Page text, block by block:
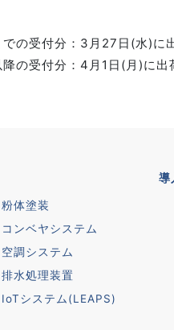
の受付分：3月27日(水)に
の受付分：4月1日(月)に出
粉体塗装
コンベヤシステム
空調システム
排水処理装置
IoTシステム(LEAPS)
導